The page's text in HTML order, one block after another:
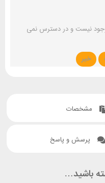
نیست و در دسترس نمی
خیر
مشخصات
پرسش و پاسخ
باشید…